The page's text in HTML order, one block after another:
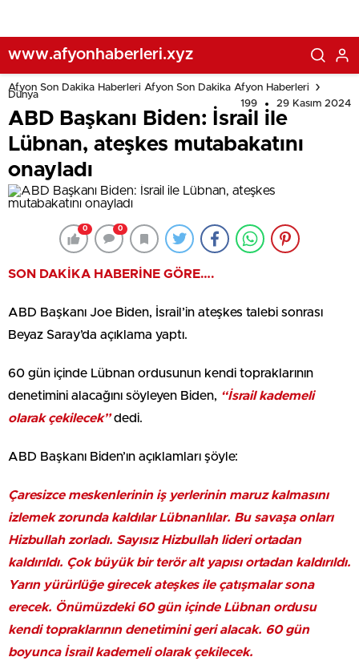
www.afyonhaberleri.xyz
Afyon Son Dakika Haberleri Afyon Son Dakika Afyon Haberleri
Dünya
199
29 Kasım 2024
ABD Başkanı Biden: İsrail ile
Lübnan, ateşkes mutabakatını
onayladı
0 0
SON DAKİKA HABERİNE GÖRE….
ABD Başkanı Joe Biden, İsrail’in ateşkes talebi sonrası
Beyaz Saray’da açıklama yaptı.
60 gün içinde Lübnan ordusunun kendi topraklarının
denetimini alacağını söyleyen Biden, “İsrail kademeli
olarak çekilecek”dedi.
ABD Başkanı Biden’ın açıklamları şöyle:
Çaresizce meskenlerinin iş yerlerinin maruz kalmasını
izlemek zorunda kaldılar Lübnanlılar. Bu savaşa onları
Hizbullah zorladı. Sayısız Hizbullah lideri ortadan
kaldırıldı. Çok büyük bir terör alt yapısı ortadan kaldırıldı.
Yarın yürürlüğe girecek ateşkes ile çatışmalar sona
erecek. Önümüzdeki 60 gün içinde Lübnan ordusu
kendi topraklarının denetimini geri alacak. 60 gün
boyunca İsrail kademeli olarak çekilecek.